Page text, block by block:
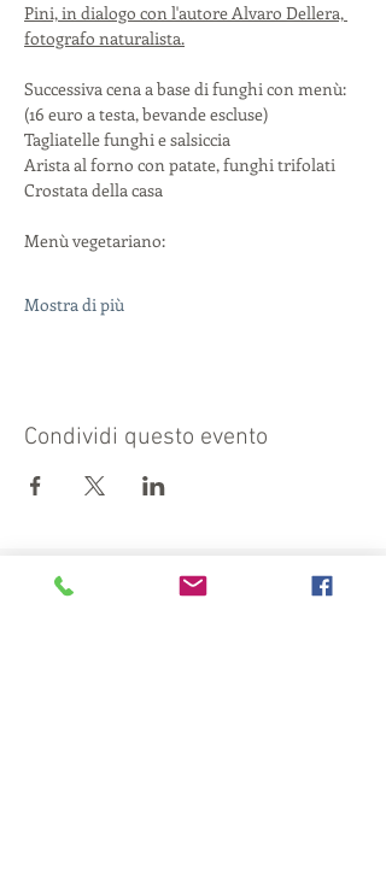
Pini, in dialogo con l'autore Alvaro Dellera,
fotografo naturalista.
Successiva cena a base di funghi con menù:
(16 euro a testa, bevande escluse)
Tagliatelle funghi e salsiccia
Arista al forno con patate, funghi trifolati
Crostata della casa
Menù vegetariano:
Mostra di più
Condividi questo evento